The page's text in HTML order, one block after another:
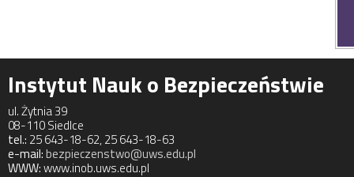
Instytut Nauk o Bezpieczeństwie
ul. Żytnia 39
08-110 Siedlce
tel.: 25 643-18-62, 25 643-18-63
e-mail:bezpieczenstwo@uws.edu.pl
WWW:www.inob.uws.edu.pl